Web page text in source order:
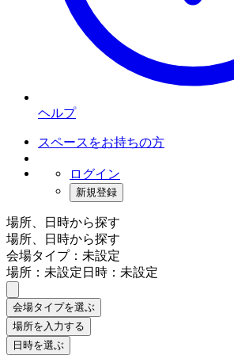
ヘルプ
スペースをお持ちの方
ログイン
新規登録
場所、日時から探す
場所、日時から探す
会場タイプ：未設定
場所：未設定日時：未設定
会場タイプを選ぶ
場所を入力する
日時を選ぶ